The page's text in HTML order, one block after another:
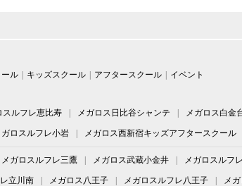
ル キッズスクール アフタースクール イベント
スルフレ恵比寿 メガロス日比谷シャンテ メガロス白金
ロスルフレ小岩 メガロス西新宿キッズアフタースクール
メガロスルフレ三鷹 メガロス武蔵小金井 メガロスルフ
立川南 メガロス八王子 メガロスルフレ八王子 メ